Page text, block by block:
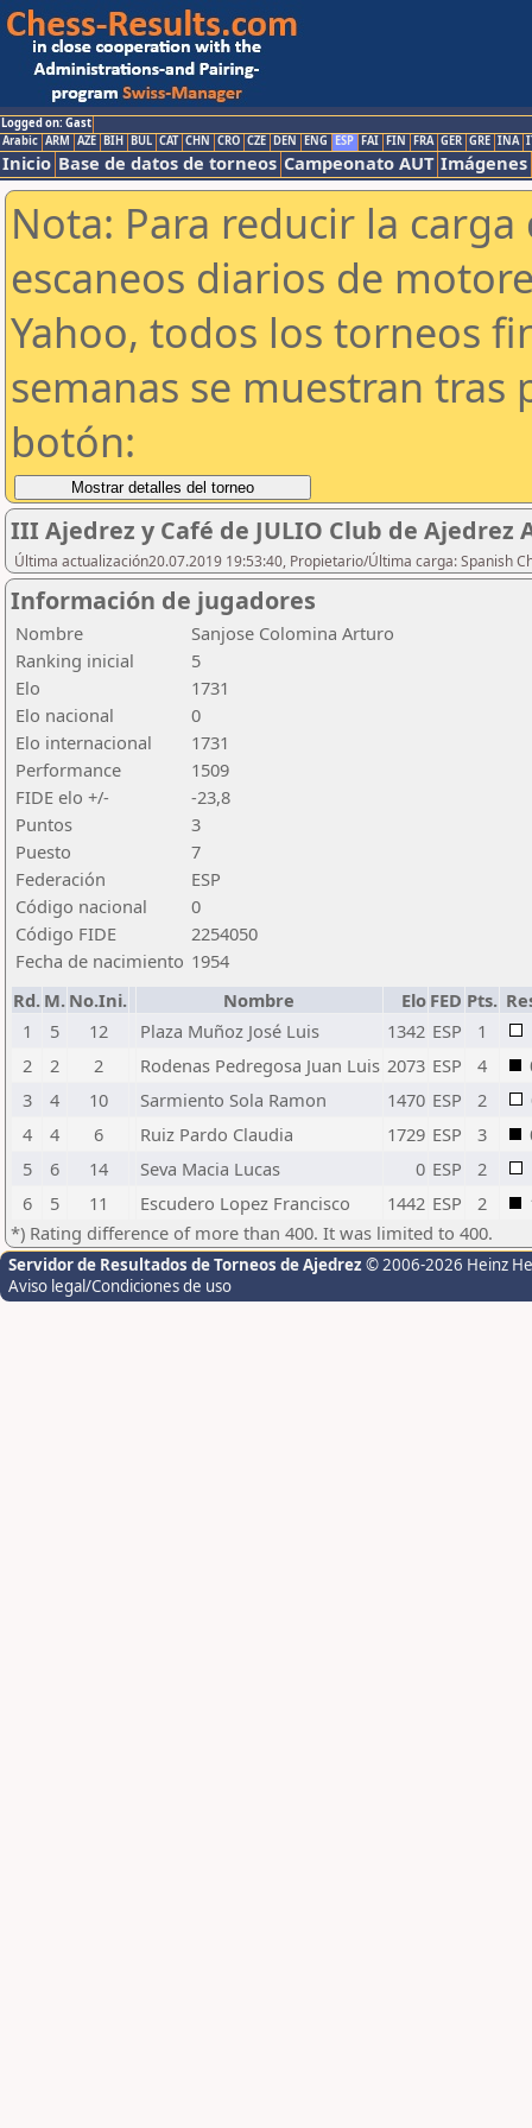
Logged on: Gast
Arabic ARM AZE BIH BUL CAT CHN CRO CZE DEN ENG ESP FAI FIN FRA GER GRE INA
Inicio Base de datos de torneos Campeonato AUT Imágenes
Nota: Para reducir la
escaneos diarios de
Yahoo, todos los torneos
semanas se muestran tras
botón:
III Ajedrez y Café de JULIO Club de Ajedrez
Última actualización20.07.2019 19:53:40, Propietario/Última carga: Spanish
Información de jugadores
Nombre
Sanjose Colomina Arturo
Ranking inicial
5
Elo
1731
Elo nacional
0
Elo internacional
1731
Performance
1509
FIDE elo +/-
-23,8
Puntos
3
Puesto
7
Federación
ESP
Código nacional
0
Código FIDE
2254050
Fecha de nacimiento 1954
Rd. M. No.Ini. Nombre Elo FED Pts.
1
5 12 Plaza Muñoz José Luis 1342 ESP 1
2
2 2 Rodenas Pedregosa Juan Luis 2073 ESP 4
3
4 10 Sarmiento Sola Ramon 1470 ESP 2
4
4 6 Ruiz Pardo Claudia 1729 ESP 3
5
6 14 Seva Macia Lucas 0 ESP 2
6
5 11 Escudero Lopez Francisco 1442 ESP 2
*) Rating difference of more than 400. It was limited to 400.
Servidor de Resultados de Torneos de Ajedrez © 2006-2026 Heinz
Aviso legal/Condiciones de uso